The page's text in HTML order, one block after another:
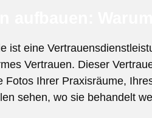
ist eine
Vertrauen. Dieser
Fotos Ihrer Praxisräume,
sehen, wo sie behandelt